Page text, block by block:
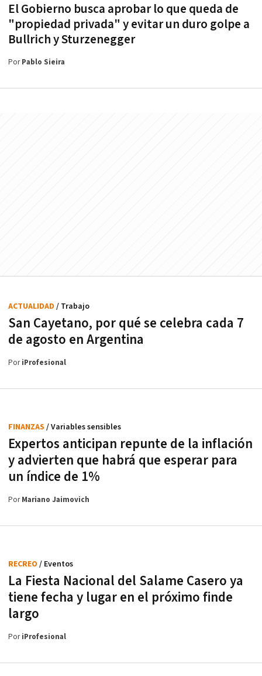
El Gobierno busca aprobar lo que queda de
"propiedad privada" y evitar un duro golpe a
Bullrich y Sturzenegger
PorPablo Sieira
San Cayetano, por qué se celebra cada 7
de agosto en Argentina
ACTUALIDAD / Trabajo
PoriProfesional
Expertos anticipan repunte de la inflación
y advierten que habrá que esperar para
un índice de 1%
FINANZAS / Variables sensibles
PorMariano Jaimovich
La Fiesta Nacional del Salame Casero ya
tiene fecha y lugar en el próximo finde
largo
RECREO / Eventos
PoriProfesional